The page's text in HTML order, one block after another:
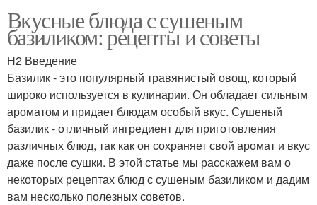
Вкусные блюда с сушеным
базиликом: рецепты и советы
H2 Введение
Базилик - это популярный травянистый овощ, который
широко используется в кулинарии. Он обладает сильным
ароматом и придает блюдам особый вкус. Сушеный
базилик - отличный ингредиент для приготовления
различных блюд, так как он сохраняет свой аромат и вкус
даже после сушки. В этой статье мы расскажем вам о
некоторых рецептах блюд с сушеным базиликом и дадим
вам несколько полезных советов.